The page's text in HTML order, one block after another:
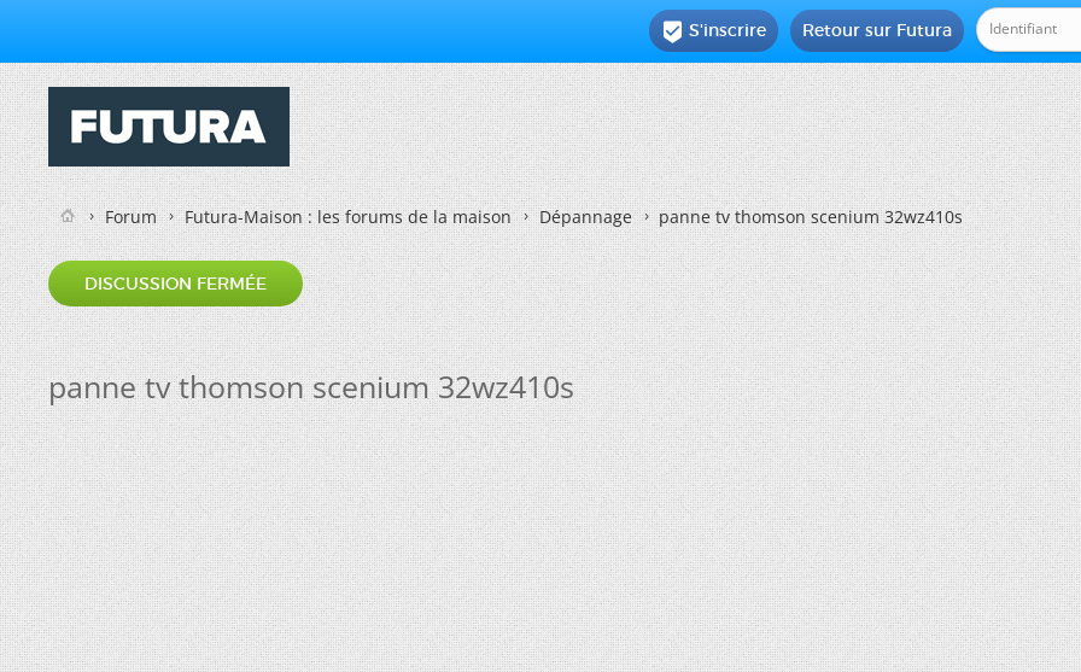
Retour sur Futura
 S'inscrire
Forum Futura-Maison : les forums de la maison Dépannage panne tv thomson scenium 32wz410s
DISCUSSION FERMÉE
panne tv thomson scenium 32wz410s